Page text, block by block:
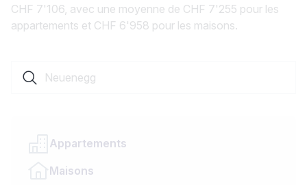
CHF 7'106, avec une moyenne de CHF 7'255 pour les
appartements et CHF 6'958 pour les maisons.
Appartements
Maisons